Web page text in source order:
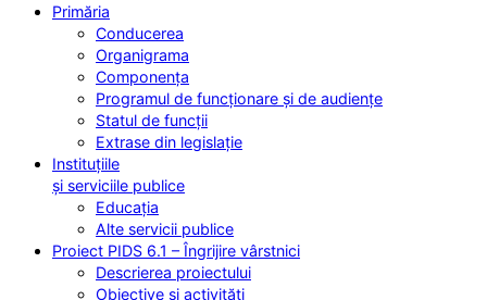
Primăria
Conducerea
Organigrama
Componența
Programul de funcționare și de audiențe
Statul de funcții
Extrase din legislație
Instituțiile
și serviciile publice
Educația
Alte servicii publice
Proiect PIDS 6.1 – Îngrijire vârstnici
Descrierea proiectului
Obiective și activități